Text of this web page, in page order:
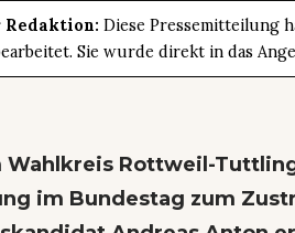
Diese Pressemitteilung
Sie wurde direkt in das
Wahlkreis Rottweil-
im Bundestag zum